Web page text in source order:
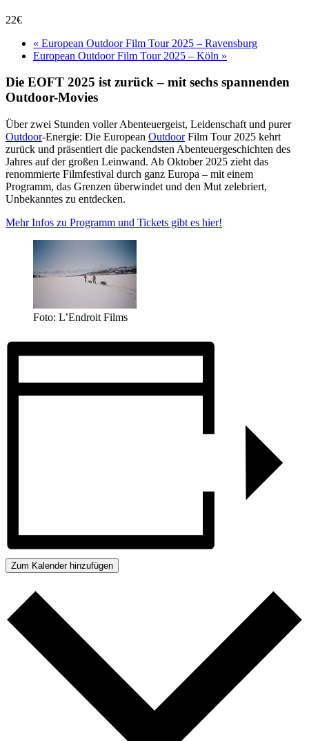
22€
« European Outdoor Film Tour 2025 – Ravensburg
European Outdoor Film Tour 2025 – Köln »
Die EOFT 2025 ist zurück – mit sechs spannenden
Outdoor-Movies
Über zwei Stunden voller Abenteuergeist, Leidenschaft und purer
Outdoor-Energie: Die European OutdoorFilm Tour 2025 kehrt
zurück und präsentiert die packendsten Abenteuergeschichten des
Jahres auf der großen Leinwand. Ab Oktober 2025 zieht das
renommierte Filmfestival durch ganz Europa – mit einem
Programm, das Grenzen überwindet und den Mut zelebriert,
Unbekanntes zu entdecken.
Mehr Infos zu Programm und Tickets gibt es hier!
Foto: L’Endroit Films
Zum Kalender hinzufügen